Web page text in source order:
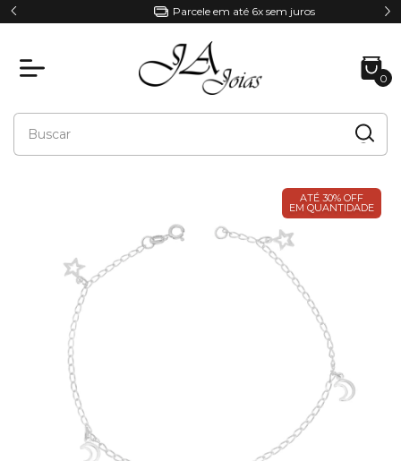
Parcele em até 6x sem juros
0
ATÉ 30% OFF
EM QUANTIDADE